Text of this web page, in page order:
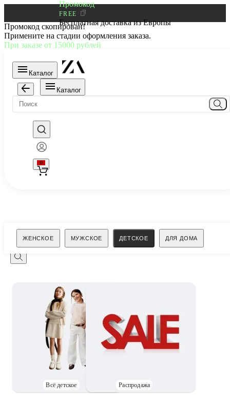
Промокод
FREE
Бесплатная доставка из Европы
Промокод скопирован!
Примените на стадии оформления заказа.
При заказе от 15000 рублей
Каталог
Каталог
0
ЖЕНСКОЕ МУЖСКОЕ ДЕТСКОЕ ДЛЯ ДОМА
Поиск
Всё детское Распродажа